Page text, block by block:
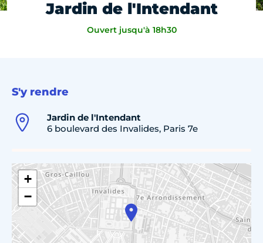
Jardin de l'Intendant
Ouvert jusqu'à 18h30
S'y rendre
Jardin de l'Intendant
6 boulevard des Invalides, Paris 7e
+
−